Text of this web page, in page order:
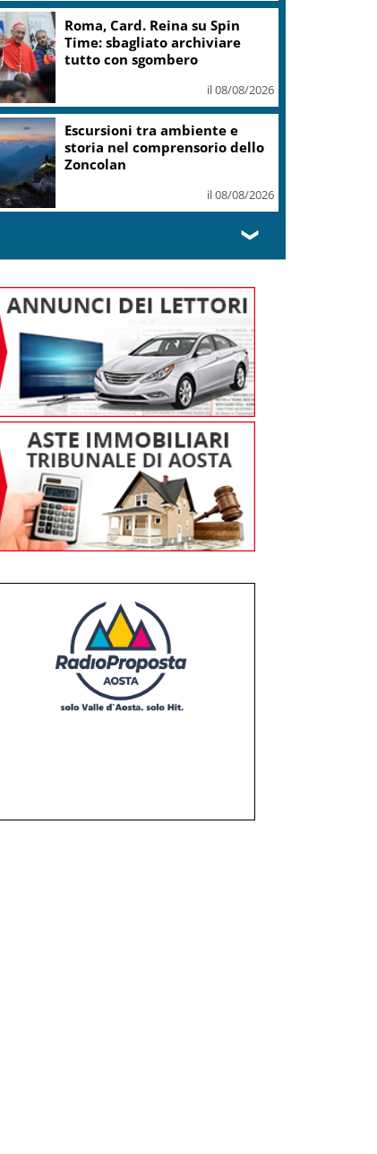
Roma, Card. Reina su Spin
Time: sbagliato archiviare
tutto con sgombero
il 08/08/2026
Escursioni tra ambiente e
storia nel comprensorio dello
Zoncolan
il 08/08/2026
❯